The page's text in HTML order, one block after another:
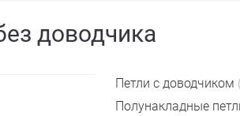
доводчика
Петли с доводчиком
Полунакладные